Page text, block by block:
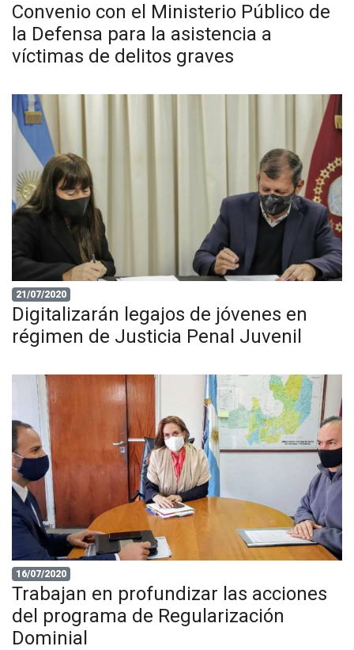
Convenio con el Ministerio Público de
la Defensa para la asistencia a
víctimas de delitos graves
21/07/2020
Digitalizarán legajos de jóvenes en
régimen de Justicia Penal Juvenil
16/07/2020
Trabajan en profundizar las acciones
del programa de Regularización
Dominial